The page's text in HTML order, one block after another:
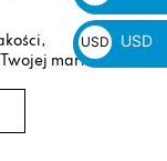
marki.
€
USD
$
USD